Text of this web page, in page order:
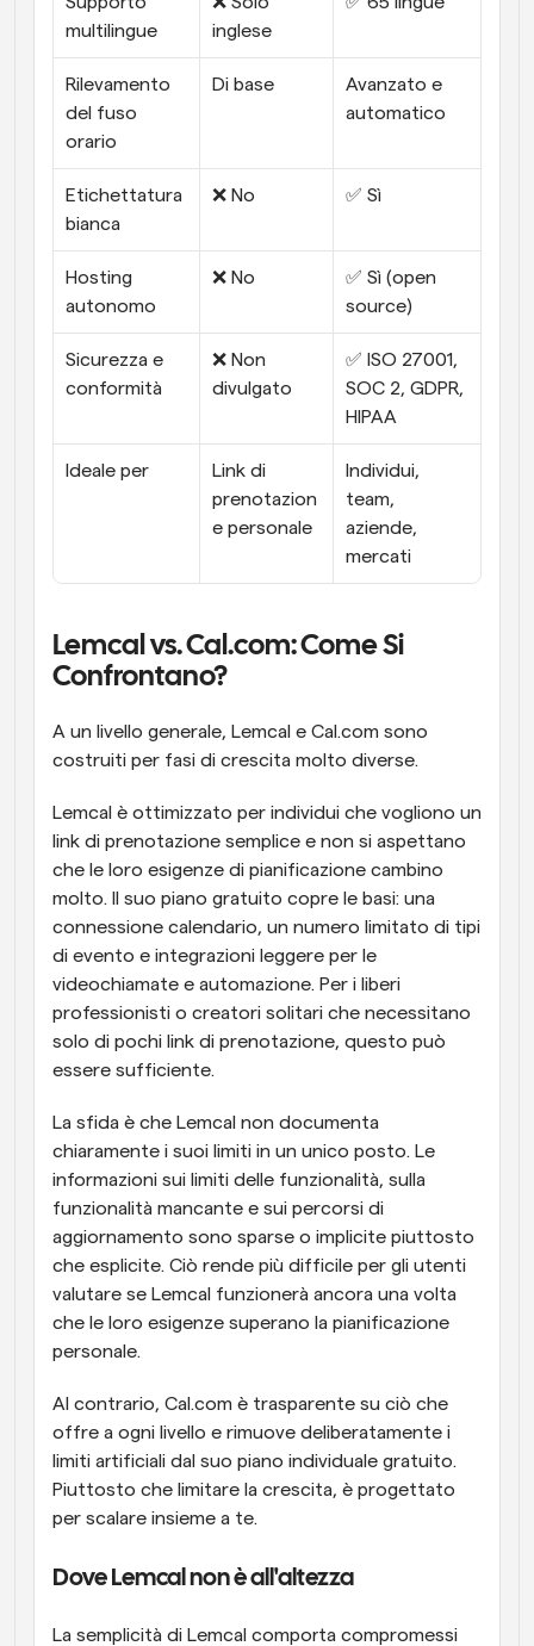
multilingue
inglese
Rilevamento
del fuso
orario
Di base
Avanzato e
automatico
Etichettatura
bianca
❌ No ✅ Sì
Hosting
autonomo
❌ No
✅ Sì (open
source)
Sicurezza e
conformità
❌ Non
divulgato
✅ ISO 27001,
SOC 2, GDPR,
HIPAA
Ideale per
Link di
prenotazion
e personale
Individui,
team,
aziende,
mercati
Lemcal vs. Cal.com: Come Si
Confrontano?
A un livello generale, Lemcal e Cal.com sono
costruiti per fasi di crescita molto diverse.
Lemcal è ottimizzato per individui che vogliono un
link di prenotazione semplice e non si aspettano
che le loro esigenze di pianificazione cambino
molto. Il suo piano gratuito copre le basi: una
connessione calendario, un numero limitato di tipi
di evento e integrazioni leggere per le
videochiamate e automazione. Per i liberi
professionisti o creatori solitari che necessitano
solo di pochi link di prenotazione, questo può
essere sufficiente.
La sfida è che Lemcal non documenta
chiaramente i suoi limiti in un unico posto. Le
informazioni sui limiti delle funzionalità, sulla
funzionalità mancante e sui percorsi di
aggiornamento sono sparse o implicite piuttosto
che esplicite. Ciò rende più difficile per gli utenti
valutare se Lemcal funzionerà ancora una volta
che le loro esigenze superano la pianificazione
personale.
Al contrario, Cal.com è trasparente su ciò che
offre a ogni livello e rimuove deliberatamente i
limiti artificiali dal suo piano individuale gratuito.
Piuttosto che limitare la crescita, è progettato
per scalare insieme a te.
Dove Lemcal non è all'altezza
La semplicità di Lemcal comporta compromessi